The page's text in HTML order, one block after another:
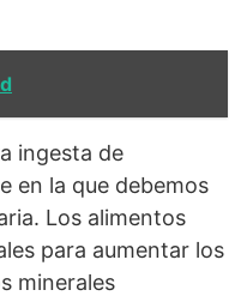
ingesta de
en la que debemos
Los alimentos
para aumentar los
minerales